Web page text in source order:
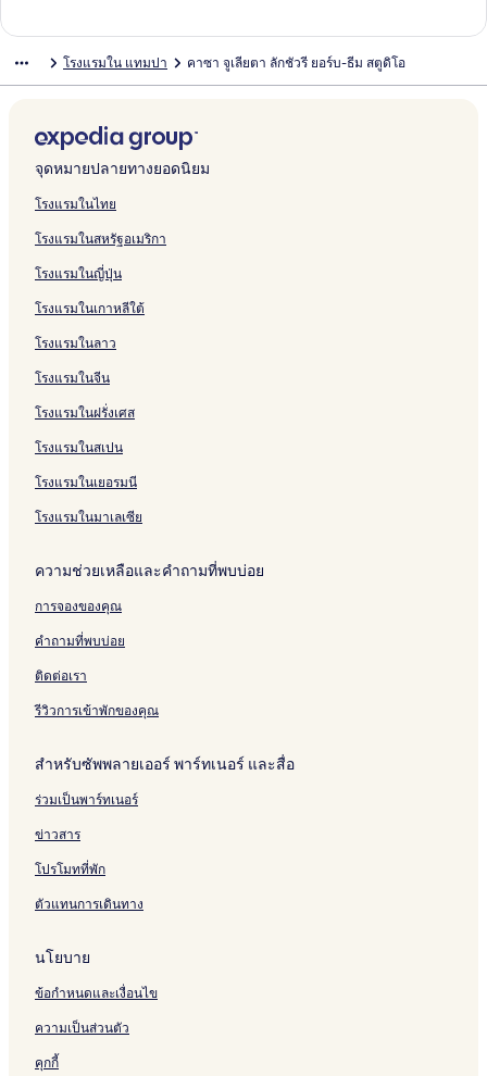
i
a
g
e
d
S
t
a
y
a
p
a
F
L
,
e
C
o
u
t
o
u
s
e
c
o
t
e
l
C
s
i
n
o
a
p
a
o
T
a
m
p
m
2
M
i
t
M
d
e
i
r
B
a
c
h
!
r
0
S
t
a
5
a
c
a
t
o
s
a
o
n
1
0
c
e
s
w
/
o
l
i
n
B
r
a
n
o
n
n
u
i
t
e
T
m
p
a
l
I
#
2
6
1
P
r
e
m
e
o
o
t
e
l
o
a
m
p
a
r
n
d
o
n
o
e
l
n
y
M
a
r
i
t
t
T
a
p
M
i
d
t
o
w
W
e
i
n
T
a
p
B
a
y
t
a
m
p
a
p
r
t
m
e
t
n
s
s
a
n
e
a
m
p
a
n
e
r
n
a
t
i
a
P
l
a
z
H
e
o
d
a
y
I
n
a
m
p
a
e
t
s
h
o
r
e
i
p
o
r
t
r
b
I
H
G
บ
t
e
n
d
d
t
a
y
A
e
i
c
a
S
e
l
t
u
i
t
e
T
p
B
r
a
n
o
a
s
t
สำ
ห
F
a
i
r
i
l
d
I
n
&
u
i
t
e
s
b
a
r
i
o
t
T
p
N
o
r
t
สำ
บ
T
h
e
u
r
e
n
t
o
e
l
,
A
u
t
r
p
h
C
o
l
t
o
n
น
รั
บ
P
r
s
i
n
e
S
r
n
g
H
i
l
l
u
e
w
/
P
i
t
P
o
o
l
L
n
a
i
า
ห
รั
บ
S
a
i
o
u
s
o
o
C
o
n
d
o
l
s
e
t
o
v
y
h
i
n
g
ฐ
สำ
ห
รั
บ
y
t
t
H
o
s
T
a
m
p
a
A
p
r
t
W
e
t
o
e
ร
น
สำ
ห
รั
E
e
c
u
t
v
H
o
m
e
i
n
t
d
C
o
m
u
t
w
/
P
r
v
e
H
e
a
e
โรงแรมใน แทมปา คาซา จูเลียตา ลักชัวรี ยอร์บ-ธีม สตูดิโอ
จุดหมายปลายทางยอดนิยม
โรงแรมในไทย
โรงแรมในสหรัฐอเมริกา
โรงแรมในญี่ปุ่น
โรงแรมในเกาหลีใต้
โรงแรมในลาว
โรงแรมในจีน
โรงแรมในฝรั่งเศส
โรงแรมในสเปน
โรงแรมในเยอรมนี
โรงแรมในมาเลเซีย
ความช่วยเหลือและคำถามที่พบบ่อย
การจองของคุณ
คำถามที่พบบ่อย
ติดต่อเรา
รีวิวการเข้าพักของคุณ
สำหรับซัพพลายเออร์ พาร์ทเนอร์ และสื่อ
ร่วมเป็นพาร์ทเนอร์
ข่าวสาร
โปรโมทที่พัก
ตัวแทนการเดินทาง
นโยบาย
ข้อกำหนดและเงื่อนไข
ความเป็นส่วนตัว
คุกกี้